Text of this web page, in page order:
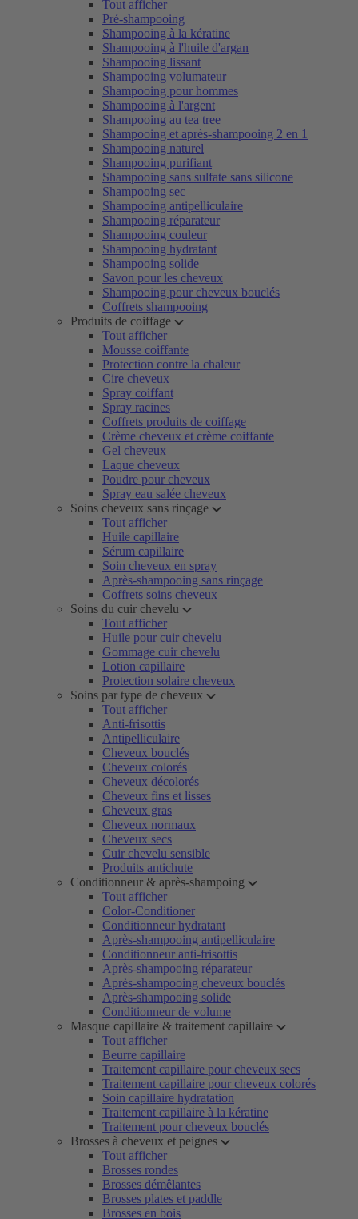
Tout afficher
Pré-shampooing
Shampooing à la kératine
Shampooing à l'huile d'argan
Shampooing lissant
Shampooing volumateur
Shampooing pour hommes
Shampooing à l'argent
Shampooing au tea tree
Shampooing et après-shampooing 2 en 1
Shampooing naturel
Shampooing purifiant
Shampooing sans sulfate sans silicone
Shampooing sec
Shampooing antipelliculaire
Shampooing réparateur
Shampooing couleur
Shampooing hydratant
Shampooing solide
Savon pour les cheveux
Shampooing pour cheveux bouclés
Coffrets shampooing
Produits de coiffage
Tout afficher
Mousse coiffante
Protection contre la chaleur
Cire cheveux
Spray coiffant
Spray racines
Coffrets produits de coiffage
Crème cheveux et crème coiffante
Gel cheveux
Laque cheveux
Poudre pour cheveux
Spray eau salée cheveux
Soins cheveux sans rinçage
Tout afficher
Huile capillaire
Sérum capillaire
Soin cheveux en spray
Après-shampooing sans rinçage
Coffrets soins cheveux
Soins du cuir chevelu
Tout afficher
Huile pour cuir chevelu
Gommage cuir chevelu
Lotion capillaire
Protection solaire cheveux
Soins par type de cheveux
Tout afficher
Anti-frisottis
Antipelliculaire
Cheveux bouclés
Cheveux colorés
Cheveux décolorés
Cheveux fins et lisses
Cheveux gras
Cheveux normaux
Cheveux secs
Cuir chevelu sensible
Produits antichute
Conditionneur & après-shampoing
Tout afficher
Color-Conditioner
Conditionneur hydratant
Après-shampooing antipelliculaire
Conditionneur anti-frisottis
Après-shampooing réparateur
Après-shampooing cheveux bouclés
Après-shampooing solide
Conditionneur de volume
Masque capillaire & traitement capillaire
Tout afficher
Beurre capillaire
Traitement capillaire pour cheveux secs
Traitement capillaire pour cheveux colorés
Soin capillaire hydratation
Traitement capillaire à la kératine
Traitement pour cheveux bouclés
Brosses à cheveux et peignes
Tout afficher
Brosses rondes
Brosses démêlantes
Brosses plates et paddle
Brosses en bois